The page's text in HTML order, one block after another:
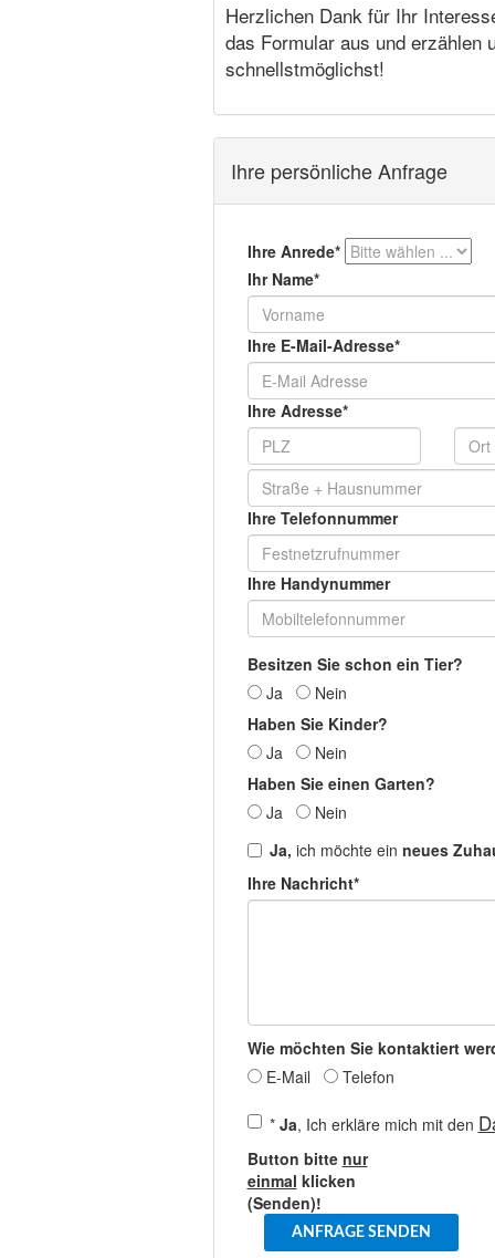
Herzlichen Dank für Ihr
das Formular aus und erzählen
schnellstmöglichst!
Ihre persönliche Anfrage
Ihre Anrede*
Ihr Name*
Ihre E-Mail-Adresse*
Ihre Adresse*
Ihre Telefonnummer
Ihre Handynummer
Besitzen Sie schon ein Tier?
Ja
Nein
Haben Sie Kinder?
Ja
Nein
Haben Sie einen Garten?
Ja
Nein
Ja, ich möchte ein neues
Ihre Nachricht*
Wie möchten Sie kontaktiert
E-Mail
Telefon
* Ja, Ich erkläre mich mit den
Button bitte nur
einmal klicken
(Senden)!
ANFRAGE SENDEN